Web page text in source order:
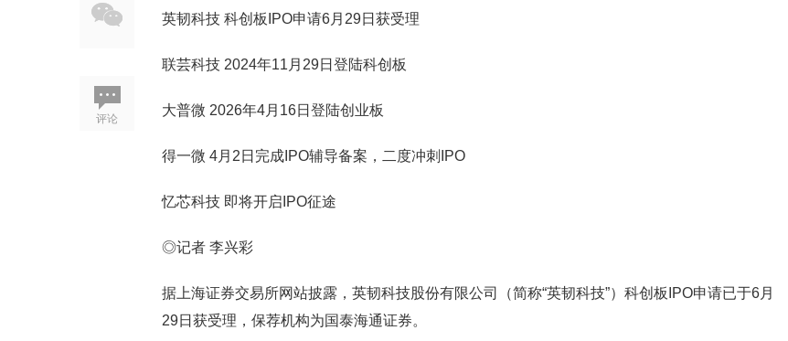
评论
英韧科技 科创板IPO申请6月29日获受理
联芸科技 2024年11月29日登陆科创板
大普微 2026年4月16日登陆创业板
得一微 4月2日完成IPO辅导备案，二度冲刺IPO
忆芯科技 即将开启IPO征途
◎记者 李兴彩
据上海证券交易所网站披露，英韧科技股份有限公司（简称“英韧科技”）科创板IPO申请已于6月
29日获受理，保荐机构为国泰海通证券。